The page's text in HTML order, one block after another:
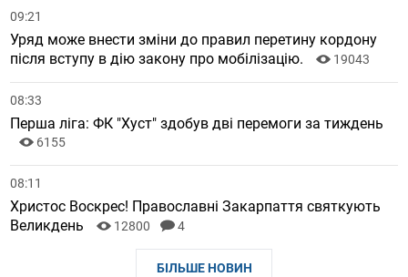
09:21
Уряд може внести зміни до правил перетину кордону
після вступу в дію закону про мобілізацію.
19043
08:33
Перша ліга: ФК "Хуст" здобув дві перемоги за тиждень
6155
08:11
Христос Воскрес! Православні Закарпаття святкують
Великдень
12800 4
БІЛЬШЕ НОВИН